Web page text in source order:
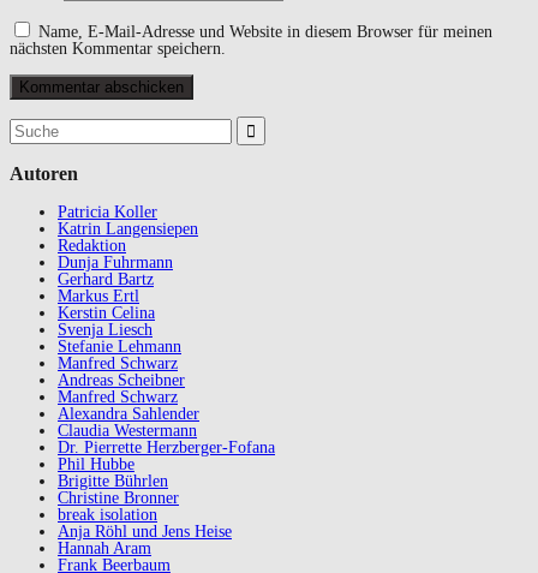
Name, E-Mail-Adresse und Website in diesem Browser für meinen
nächsten Kommentar speichern.
Suchergebnis
für:
Autoren
Patricia Koller
Katrin Langensiepen
Redaktion
Dunja Fuhrmann
Gerhard Bartz
Markus Ertl
Kerstin Celina
Svenja Liesch
Stefanie Lehmann
Manfred Schwarz
Andreas Scheibner
Manfred Schwarz
Alexandra Sahlender
Claudia Westermann
Dr. Pierrette Herzberger-Fofana
Phil Hubbe
Brigitte Bührlen
Christine Bronner
break isolation
Anja Röhl und Jens Heise
Hannah Aram
Frank Beerbaum